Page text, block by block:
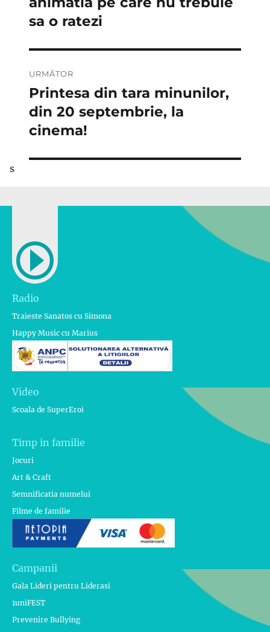
articole
sa o ratezi
URMĂTOR
Articolul
următor:
Printesa din tara minunilor,
din 20 septembrie, la
cinema!
s
Radio
Traieste Sanatos cu Simona
Happy Music cu Marius
Video
Scoala de SuperEroi
Timp in familie
Jocuri
Art & Craft
Semnificatia numelui
Filme de familie
Campanii
Gala Lideri pentru Liderasi
1uniFEST
Prevenire Bullying